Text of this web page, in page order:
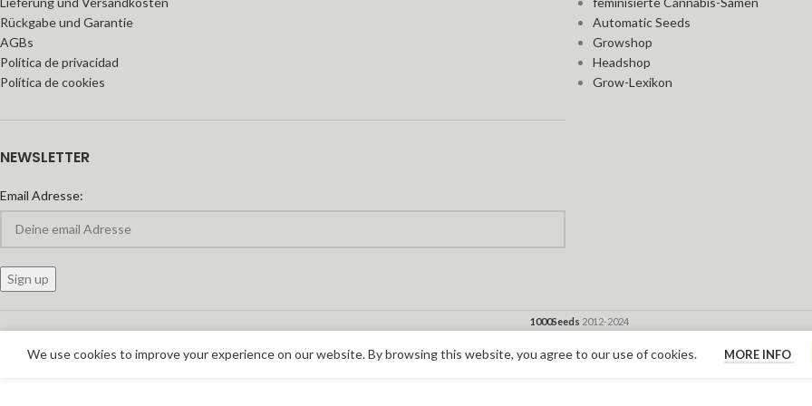
Rückgabe und Garantie
AGBs
Política de privacidad
Política de cookies
NEWSLETTER
Email Adresse:
Automatic Seeds
Growshop
Headshop
Grow-Lexikon
1000Seeds 2012-2024
We use cookies to improve your experience on our website. By browsing this website, you agree to our use of cookies. MORE INFO